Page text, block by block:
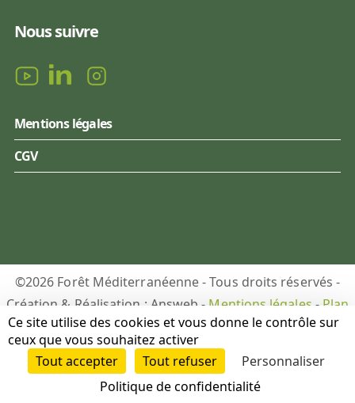
Nous suivre
Mentions légales
CGV
©2026 Forêt Méditerranéenne - Tous droits réservés -
Création & Réalisation : Answeb - Mentions légales - Plan
du site-Gestion des cookies
DON PUBLICATIONS
Ce site utilise des cookies et vous donne le contrôle sur
ceux que vous souhaitez activer
Tout accepter
Tout refuser
Personnaliser
Politique de confidentialité